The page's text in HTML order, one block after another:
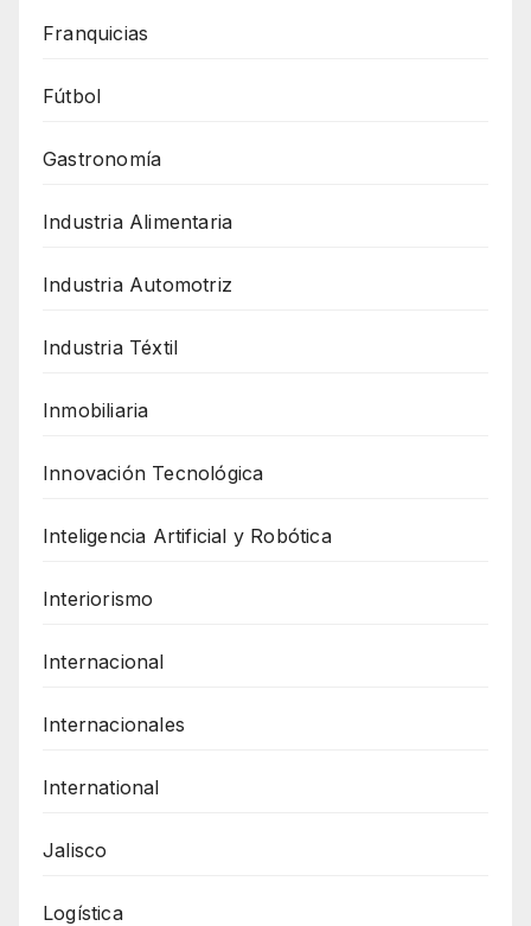
Franquicias
Fútbol
Gastronomía
Industria Alimentaria
Industria Automotriz
Industria Téxtil
Inmobiliaria
Innovación Tecnológica
Inteligencia Artificial y Robótica
Interiorismo
Internacional
Internacionales
International
Jalisco
Logística